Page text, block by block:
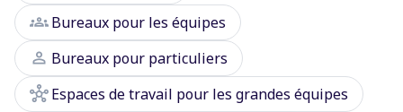
groupsBureaux pour les équipes
person Bureaux pour particuliers
hubEspaces de travail pour les grandes équipes